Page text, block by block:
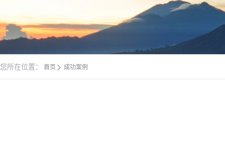
您所在位置： 首页 成功案例